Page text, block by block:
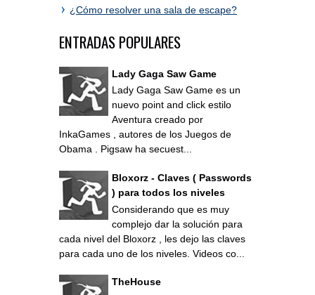
¿Cómo resolver una sala de escape?
ENTRADAS POPULARES
Lady Gaga Saw Game
Lady Gaga Saw Game es un
nuevo point and click estilo
Aventura creado por
InkaGames , autores de los Juegos de
Obama . Pigsaw ha secuest...
Bloxorz - Claves ( Passwords
) para todos los niveles
Considerando que es muy
complejo dar la solución para
cada nivel del Bloxorz , les dejo las claves
para cada uno de los niveles. Videos co...
TheHouse